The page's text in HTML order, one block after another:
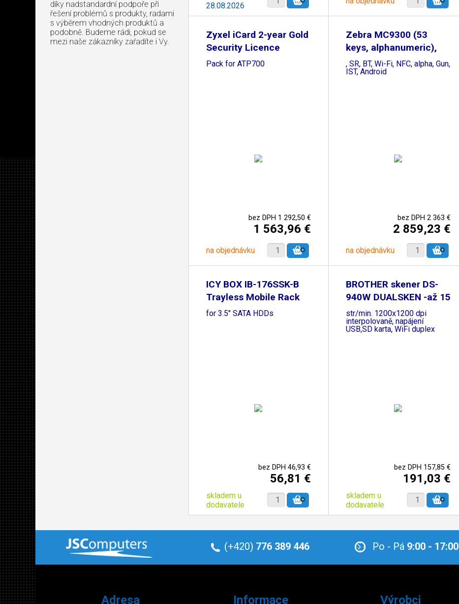
díky nadstandardní podpoře při
řešení problémů s produkty, radami
s výběrem vhodných produktů a
podobně. Budeme rádi, pokud se
mezi naše zákazníky zařadíte i Vy.
28.08.2026
Zyxel iCard 2-year Gold
Security Licence
Pack for ATP700
bez DPH 1 292,50 €
1 563,96 €
na objednávku
Zebra MC9300 (53
keys, alphanumeric),
1D
, SR, BT, Wi-Fi, NFC, alpha, Gun,
IST, Android
bez DPH 2 363 €
2 859,23 €
na objednávku
ICY BOX IB-176SSK-B
Trayless Mobile Rack
for 3.5" SATA HDDs
bez DPH 46,93 €
56,81 €
skladem u
dodavatele
BROTHER skener DS-
940W DUALSKEN -až 15
str/min. 1200x1200 dpi
interpolovaně, napájení
USB,SD karta, WiFi duplex
bez DPH 157,85 €
191,03 €
skladem u
dodavatele
(+420) 776 389 446 Po - Pá 9:00 - 17:00
Adresa Informace Výrobci